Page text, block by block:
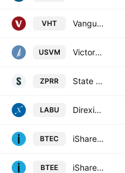
VHT Vanguard Health Care ETF
USVM VictoryShares US Small Mid Cap Value Momentum ETF
ZPRR State Street SPDR RUSSELL 2000 U.S. SMALL CAP UCITS ETF Accum Ptg USD
LABU Direxion Daily S&P Biotech Bull 3X ETF
BTEC iShares NASDAQ US Biotechnology UCITS ETF
BTEE iShares NASDAQ US Biotechnology UCITS ETF